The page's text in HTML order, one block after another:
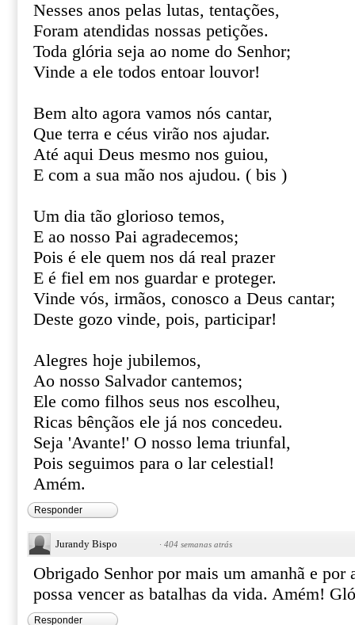
Nesses anos pelas lutas, tentações,
Foram atendidas nossas petições.
Toda glória seja ao nome do Senhor;
Vinde a ele todos entoar louvor!
Bem alto agora vamos nós cantar,
Que terra e céus virão nos ajudar.
Até aqui Deus mesmo nos guiou,
E com a sua mão nos ajudou. ( bis )
Um dia tão glorioso temos,
E ao nosso Pai agradecemos;
Pois é ele quem nos dá real prazer
E é fiel em nos guardar e proteger.
Vinde vós, irmãos, conosco a Deus cantar;
Deste gozo vinde, pois, participar!
Alegres hoje jubilemos,
Ao nosso Salvador cantemos;
Ele como filhos seus nos escolheu,
Ricas bênçãos ele já nos concedeu.
Seja 'Avante!' O nosso lema triunfal,
Pois seguimos para o lar celestial!
Amém.
Responder
Jurandy Bispo · 404 semanas atrás
Obrigado Senhor por mais um amanhã e por
possa vencer as batalhas da vida. Amém!
Responder